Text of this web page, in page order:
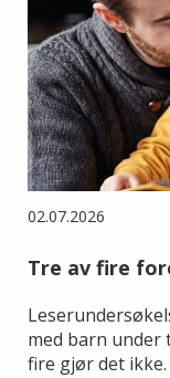
02.07.2026
Tre av fire
med barn under
fire gjør det ikke.